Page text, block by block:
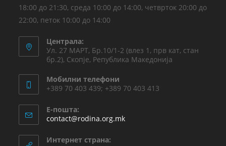
18:00 до 21:30, среда 10:00 до 14:00, четврток 20:00 до
22:00, петок 10:00 до 14:00
Централа:
Ул. 27 МАРТ, Бр.10/1-2 (влез 1, прв кат, стан
бр.2), Скопје, Република Македонија
Мобилни телефони
+389 70 403 439; +389 70 403 413
Е-пошта:
contact@rodina.org.mk
Интернет страна: